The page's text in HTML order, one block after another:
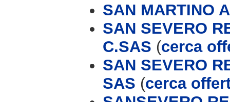
SAN MARTINO
SAN SEVERO
C.SAS (cerca
SAN SEVERO
SAS (cerca